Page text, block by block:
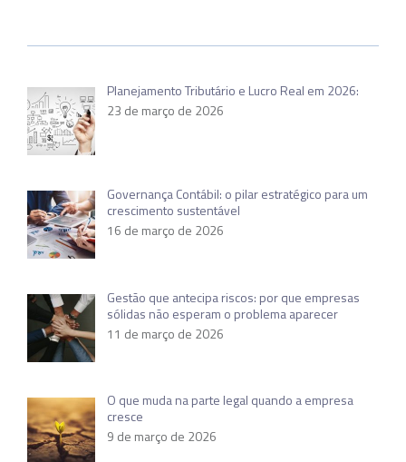
Planejamento Tributário e Lucro Real em 2026:
23 de março de 2026
Governança Contábil: o pilar estratégico para um
crescimento sustentável
16 de março de 2026
Gestão que antecipa riscos: por que empresas
sólidas não esperam o problema aparecer
11 de março de 2026
O que muda na parte legal quando a empresa
cresce
9 de março de 2026